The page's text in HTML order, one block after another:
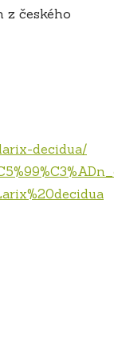
českého
decidua/